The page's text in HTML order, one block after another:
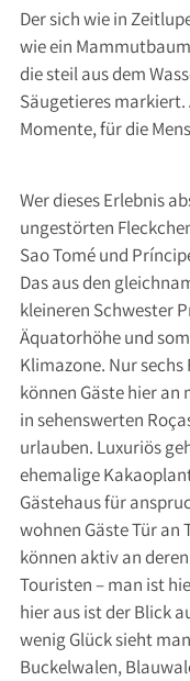
Der sich wie in
wie ein
die steil aus dem
Säugetieres markiert.
Momente, für die
Wer dieses Erlebnis
ungestörten
Sao Tomé und
Das aus den
kleineren Schwester
Äquatorhöhe und
Klimazone. Nur
können Gäste hier
in sehenswerten
urlauben. Luxuriös
ehemalige
Gästehaus für
wohnen Gäste Tür an
können aktiv an
Touristen – man ist
hier aus ist der Blick
wenig Glück sieht
Buckelwalen,